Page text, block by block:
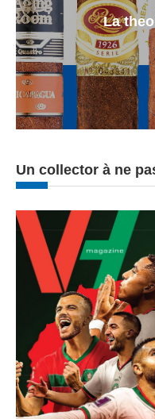
La
Un collector à ne